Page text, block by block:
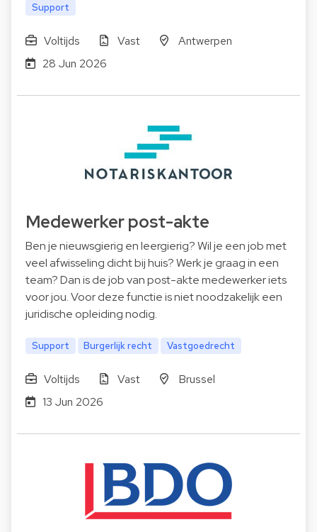
Support
Voltijds Vast
Antwerpen
28 Jun 2026
Medewerker post-akte
Ben je nieuwsgierig en leergierig? Wil je een job met
veel afwisseling dicht bij huis? Werk je graag in een
team? Dan is de job van post-akte medewerker iets
voor jou. Voor deze functie is niet noodzakelijk een
juridische opleiding nodig.
Support Burgerlijk recht Vastgoedrecht
Voltijds Vast
Brussel
13 Jun 2026